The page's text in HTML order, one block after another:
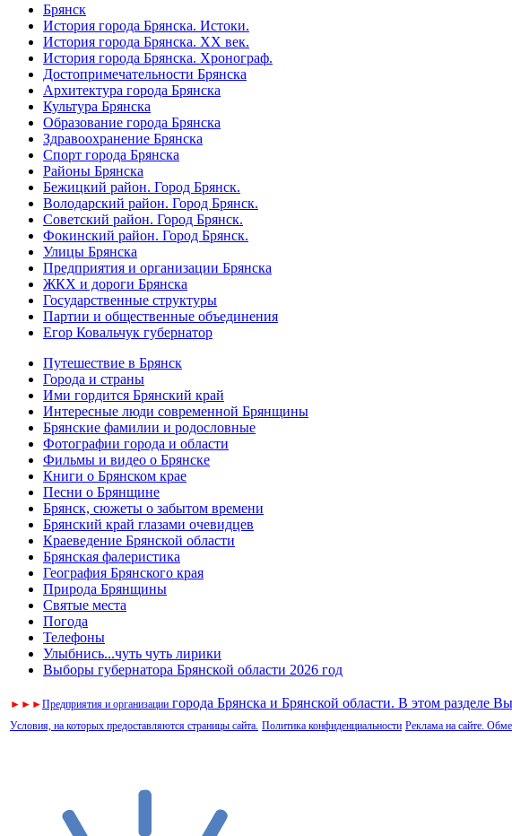
Брянск
История города Брянска. Истоки.
История города Брянска. XX век.
История города Брянска. Хронограф.
Достопримечательности Брянска
Архитектура города Брянска
Культура Брянска
Образование города Брянска
Здравоохранение Брянска
Спорт города Брянска
Районы Брянска
Бежицкий район. Город Брянск.
Володарский район. Город Брянск.
Советский район. Город Брянск.
Фокинский район. Город Брянск.
Улицы Брянска
Предприятия и организации Брянска
ЖКХ и дороги Брянска
Государственные структуры
Партии и общественные объединения
Егор Ковальчук губернатор
Путешествие в Брянск
Города и страны
Ими гордится Брянский край
Интересные люди современной Брянщины
Брянские фамилии и родословные
Фотографии города и области
Фильмы и видео о Брянске
Книги о Брянском крае
Песни о Брянщине
Брянск, сюжеты о забытом времени
Брянский край глазами очевидцев
Краеведение Брянской области
Брянская фалеристика
География Брянского края
Природа Брянщины
Святые места
Погода
Телефоны
Улыбнись...чуть чуть лирики
Выборы губернатора Брянской области 2026 год
► ► ►Предприятия и организации города Брянска и Брянской области. В этом разделе
Условия, на которых предоставляются страницы сайта. Политика конфиденциальности Реклама на сайте.